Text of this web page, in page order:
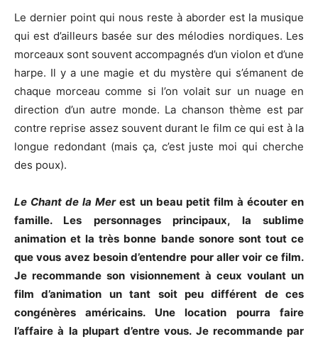
Le dernier point qui nous reste à aborder est la musique
qui est d’ailleurs basée sur des mélodies nordiques. Les
morceaux sont souvent accompagnés d’un violon et d’une
harpe. Il y a une magie et du mystère qui s’émanent de
chaque morceau comme si l’on volait sur un nuage en
direction d’un autre monde. La chanson thème est par
contre reprise assez souvent durant le film ce qui est à la
longue redondant (mais ça, c’est juste moi qui cherche
des poux).
Le Chant de la Merest un beau petit film à écouter en
famille. Les personnages principaux, la sublime
animation et la très bonne bande sonore sont tout ce
que vous avez besoin d’entendre pour aller voir ce film.
Je recommande son visionnement à ceux voulant un
film d’animation un tant soit peu différent de ces
congénères américains. Une location pourra faire
l’affaire à la plupart d’entre vous. Je recommande par